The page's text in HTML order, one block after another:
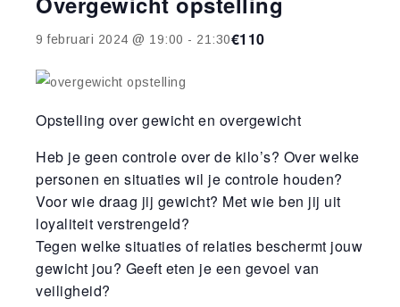
9 februari 2024 @ 19:00 - 21:30€110
Opstelling over gewicht en overgewicht
Heb je geen controle over de kilo’s? Over welke
personen en situaties wil je controle houden?
Voor wie draag jij gewicht? Met wie ben jij uit
loyaliteit verstrengeld?
Tegen welke situaties of relaties beschermt jouw
gewicht jou? Geeft eten je een gevoel van
veiligheid?